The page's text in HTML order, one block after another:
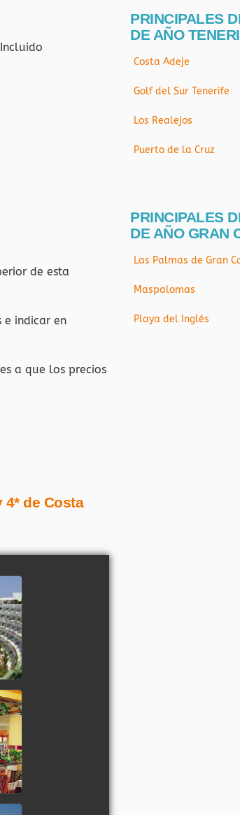
de esta
e indicar en
a que los precios
de Costa
PRINCIPALES
DE AÑO
Costa Adeje
Golf del Sur Tenerife
Los Realejos
Puerto de la Cruz
PRINCIPALES
DE AÑO GRAN
Las Palmas de Gran
Maspalomas
Playa del Inglés